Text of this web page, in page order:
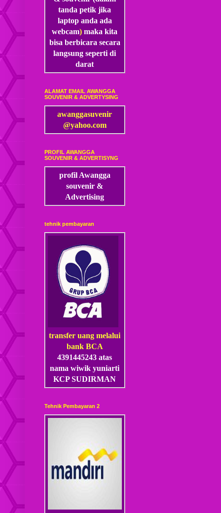
tanda petik jika
laptop anda ada
webcam)maka kita
bisa berbicara secara
langsung seperti di
darat
ALAMAT EMAIL AWANGGA
SOUVENIR & ADVERTYSING
awanggasuvenir
@yahoo.com
PROFIL AWANGGA
SOUVENIR & ADVERTISYNG
profil Awangga
souvenir &
Advertising
tehnik pembayaran
transfer uang melalui
bank BCA
4391445243 atas
nama wiwik yuniarti
KCP SUDIRMAN
Tehnik Pembayaran 2